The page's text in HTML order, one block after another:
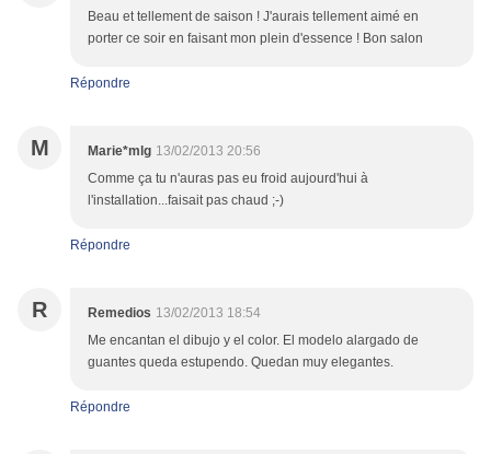
Beau et tellement de saison ! J'aurais tellement aimé en
porter ce soir en faisant mon plein d'essence ! Bon salon
Répondre
M Marie*mlg 13/02/2013 20:56
Comme ça tu n'auras pas eu froid aujourd'hui à
l'installation...faisait pas chaud ;-)
Répondre
R Remedios 13/02/2013 18:54
Me encantan el dibujo y el color. El modelo alargado de
guantes queda estupendo. Quedan muy elegantes.
Répondre